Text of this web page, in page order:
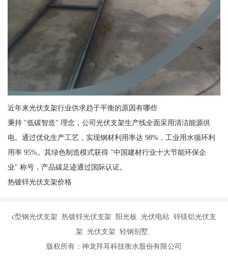
近年来光伏支架行业供求趋于平衡的原因有哪些
秉持 "低碳智造" 理念，公司光伏支架生产线全面采用清洁能源供
电。通过优化生产工艺，实现钢材利用率达 98%，工业用水循环利
用率 95%。其绿色制造模式获得 "中国建材行业十大节能环保企
业" 称号，产品碳足迹通过国际认证。
热镀锌光伏支架价格
c型钢光伏支架 热镀锌光伏支架 阳光板 光伏电站 锌镁铝光伏支
架 光伏支架 轻钢别墅
版权所有：神龙拜耳科技衡水股份有限公司